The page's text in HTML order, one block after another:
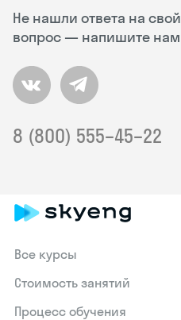
Не нашли ответа на свой
вопрос — напишите нам
8 (800) 555–45–22
Все курсы
Стоимость занятий
Процесс обучения